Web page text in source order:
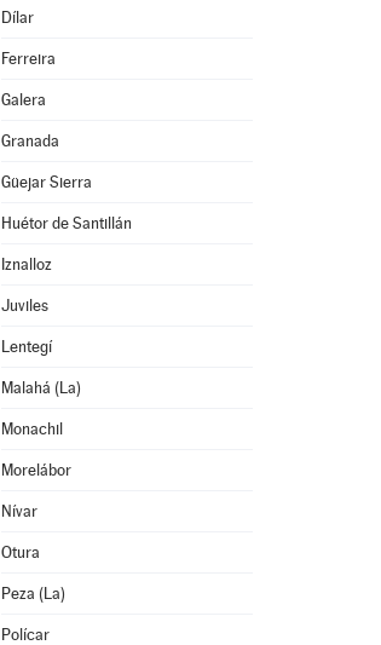
Dílar
Ferreira
Galera
Granada
Güejar Sierra
Huétor de Santillán
Iznalloz
Juviles
Lentegí
Malahá (La)
Monachil
Morelábor
Nívar
Otura
Peza (La)
Polícar